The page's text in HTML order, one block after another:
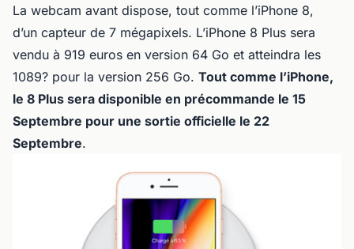
La webcam avant dispose, tout comme l’iPhone 8,
d’un capteur de 7 mégapixels. L’iPhone 8 Plus sera
vendu à 919 euros en version 64 Go et atteindra les
1089? pour la version 256 Go. Tout comme l’iPhone,
le 8 Plus sera disponible en précommande le 15
Septembre pour une sortie officielle le 22
Septembre.